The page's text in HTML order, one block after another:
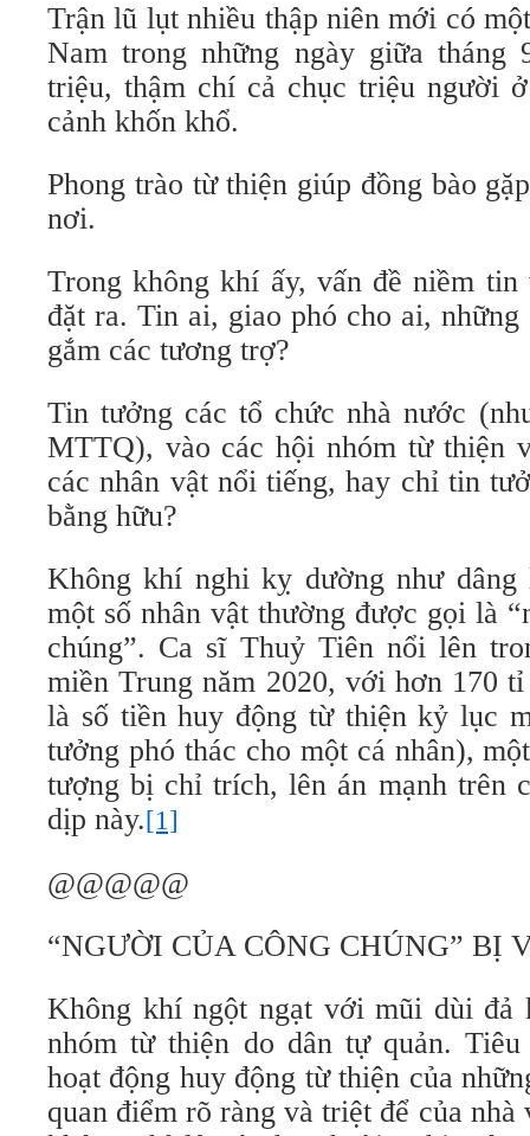
Trận lũ lụt nhiều thập niên mới có
Nam trong những ngày giữa tháng
triệu, thậm chí cả chục triệu người
cảnh khốn khổ.
Phong trào từ thiện giúp đồng bào
nơi.
Trong không khí ấy, vấn đề niềm
đặt ra. Tin ai, giao phó cho ai,
gắm các tương trợ?
Tin tưởng các tổ chức nhà nước
MTTQ), vào các hội nhóm từ thiện
các nhân vật nổi tiếng, hay chỉ tin
bằng hữu?
Không khí nghi kỵ dường như dâng
một số nhân vật thường được gọi là
chúng”. Ca sĩ Thuỷ Tiên nổi lên
miền Trung năm 2020, với hơn 170
là số tiền huy động từ thiện kỷ lục
tưởng phó thác cho một cá nhân),
tượng bị chỉ trích, lên án mạnh trên
dịp này.[1]
@@@@@
“NGƯỜI CỦA CÔNG CHÚNG” BỊ
Không khí ngột ngạt với mũi dùi đả
nhóm từ thiện do dân tự quản.
hoạt động huy động từ thiện của
quan điểm rõ ràng và triệt để của nhà